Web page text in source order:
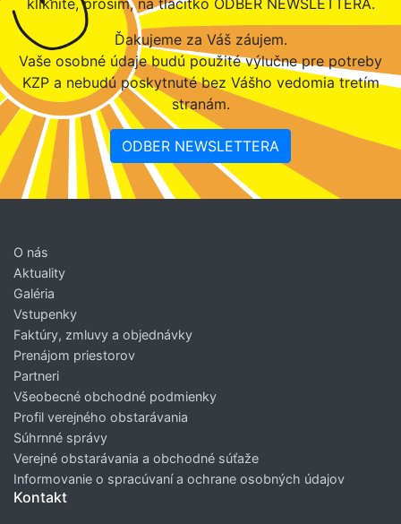
Ďakujeme za Váš záujem.
Vaše osobné údaje budú použité výlučne pre potreby
KZP a nebudú poskytnuté bez Vášho vedomia tretím
stranám.
ODBER NEWSLETTERA
O nás
Aktuality
Galéria
Vstupenky
Faktúry, zmluvy a objednávky
Prenájom priestorov
Partneri
Všeobecné obchodné podmienky
Profil verejného obstarávania
Súhrnné správy
Verejné obstarávania a obchodné súťaže
Informovanie o spracúvaní a ochrane osobných údajov
Kontakt